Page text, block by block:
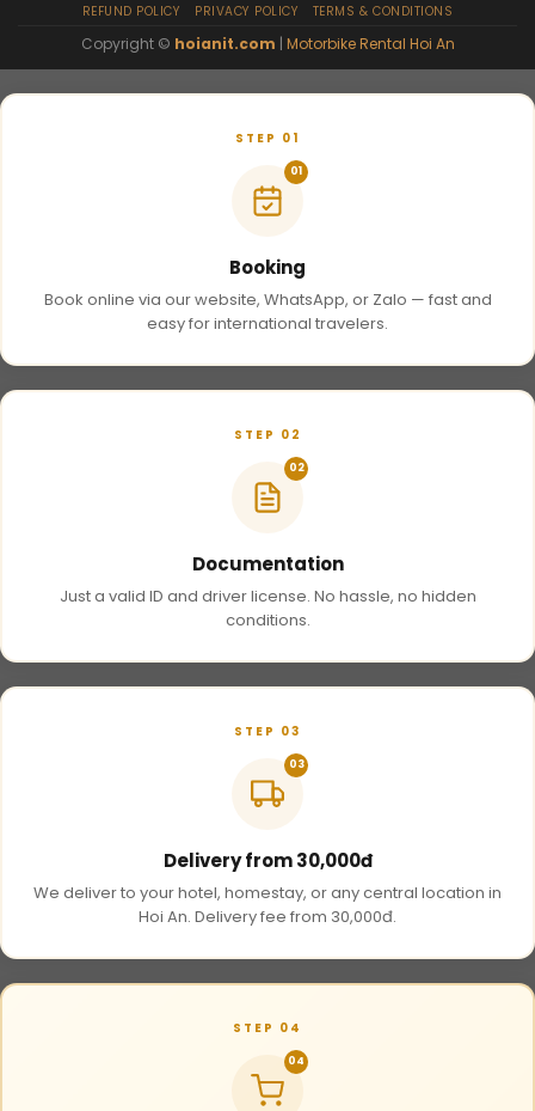
REFUND POLICY PRIVACY POLICY TERMS & CONDITIONS
Copyright © hoianit.com | Motorbike Rental Hoi An
STEP 01
01
Booking
Book online via our website, WhatsApp, or Zalo — fast and
easy for international travelers.
STEP 02
02
Documentation
Just a valid ID and driver license. No hassle, no hidden
conditions.
STEP 03
03
Delivery from 30,000đ
We deliver to your hotel, homestay, or any central location in
Hoi An. Delivery fee from 30,000đ.
STEP 04
04